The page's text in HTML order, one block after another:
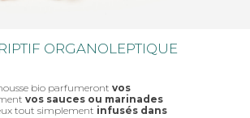
ORGANOLEPTIQUE
bio parfumeront vos
vos sauces ou marinades
tout simplement infusés dans